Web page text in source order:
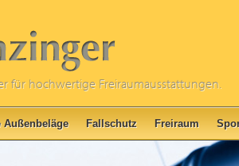
für hochwertige Freiraumausstattungen.
Außenbeläge Fallschutz Freiraum